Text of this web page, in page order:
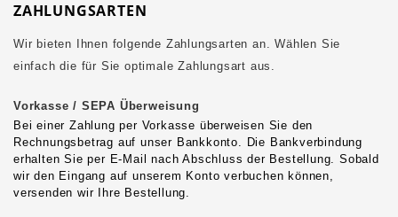
ZAHLUNGSARTEN
Wir bieten Ihnen folgende Zahlungsarten an. Wählen Sie
einfach die für Sie optimale Zahlungsart aus.
Vorkasse / SEPA Überweisung
Bei einer Zahlung per Vorkasse überweisen Sie den
Rechnungsbetrag auf unser Bankkonto. Die Bankverbindung
erhalten Sie per E-Mail nach Abschluss der Bestellung. Sobald
wir den Eingang auf unserem Konto verbuchen können,
versenden wir Ihre Bestellung.